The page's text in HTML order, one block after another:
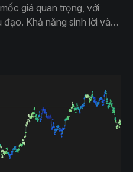
giá quan trọng, với
Khả năng sinh lời và
thiết lập lại. Thị